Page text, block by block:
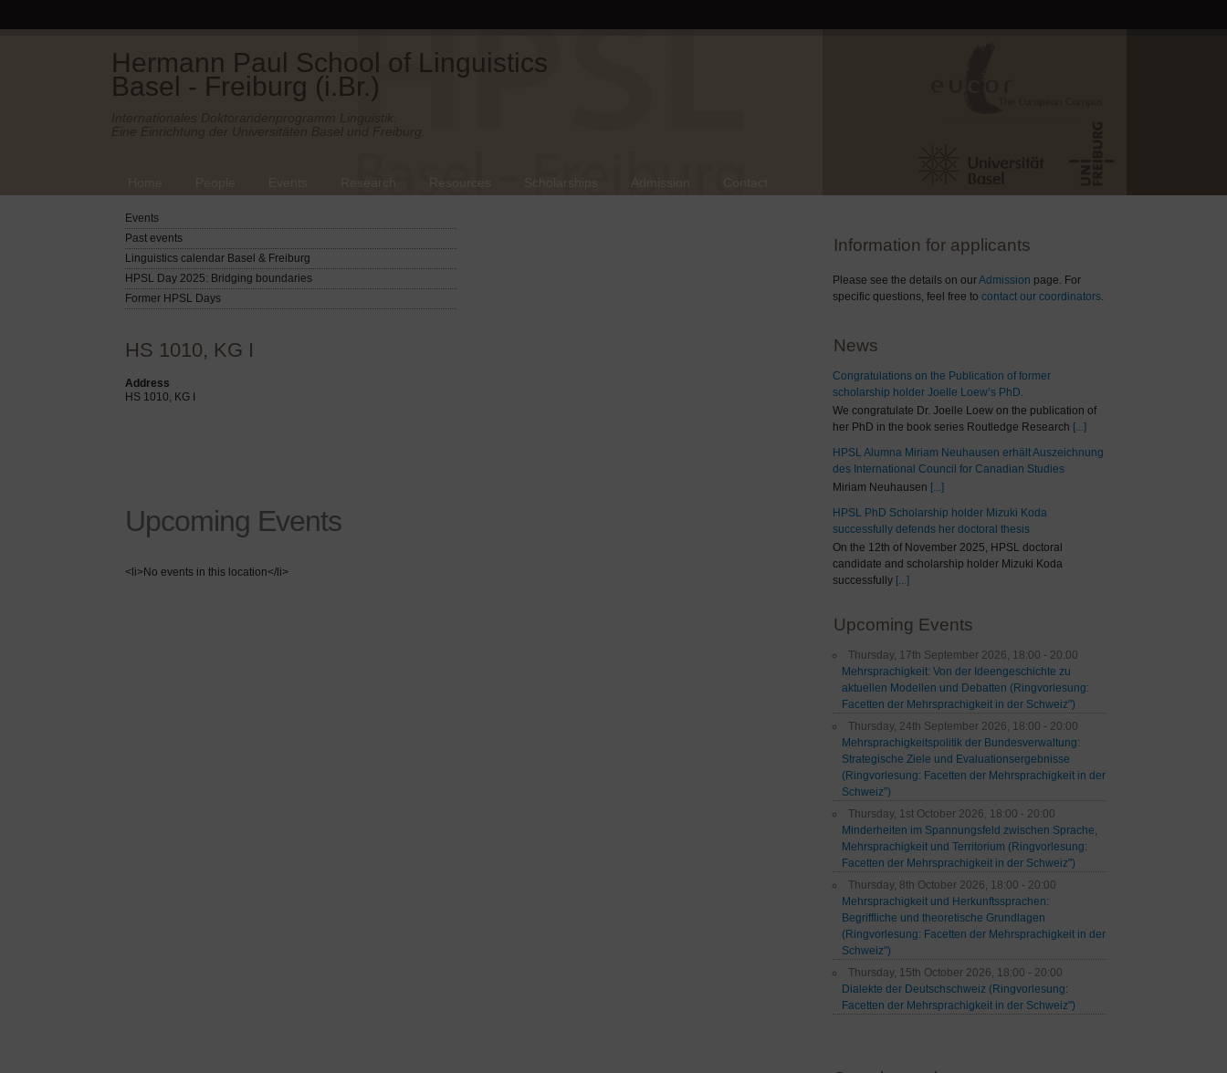
Hermann Paul School of Linguistics
Basel - Freiburg (i.Br.)
Events
Past events
Linguistics calendar Basel & Freiburg
HPSL Day 2025: Bridging boundaries
Former HPSL Days
HS 1010, KG I
Address
HS 1010, KG I
Upcoming Events
<li>No events in this location</li>
Information for applicants
Please see the details on ourAdmission page. For
specific questions, feel free to contact our coordinators.
News
Congratulations on the Publication of former
scholarship holder Joelle Loew’s PhD.
We congratulate Dr. Joelle Loew on the publication of
her PhD in the book series Routledge Research [...]
HPSL Alumna Miriam Neuhausen erhält Auszeichnung
des International Council for Canadian Studies
Miriam Neuhausen [...]
HPSL PhD Scholarship holder Mizuki Koda
successfully defends her doctoral thesis
On the 12th of November 2025, HPSL doctoral
candidate and scholarship holder Mizuki Koda
successfully [...]
Upcoming Events
Thursday, 17th September 2026, 18:00 - 20:00
Mehrsprachigkeit: Von der Ideengeschichte zu
aktuellen Modellen und Debatten (Ringvorlesung:
Facetten der Mehrsprachigkeit in der Schweiz")
Thursday, 24th September 2026, 18:00 - 20:00
Mehrsprachigkeitspolitik der Bundesverwaltung:
Strategische Ziele und Evaluationsergebnisse
(Ringvorlesung: Facetten der Mehrsprachigkeit in der
Schweiz”)
Thursday, 1st October 2026, 18:00 - 20:00
Minderheiten im Spannungsfeld zwischen Sprache,
Mehrsprachigkeit und Territorium (Ringvorlesung:
Facetten der Mehrsprachigkeit in der Schweiz")
Thursday, 8th October 2026, 18:00 - 20:00
Mehrsprachigkeit und Herkunftssprachen:
Begriffliche und theoretische Grundlagen
(Ringvorlesung: Facetten der Mehrsprachigkeit in der
Schweiz")
Thursday, 15th October 2026, 18:00 - 20:00
Dialekte der Deutschschweiz (Ringvorlesung:
Facetten der Mehrsprachigkeit in der Schweiz")